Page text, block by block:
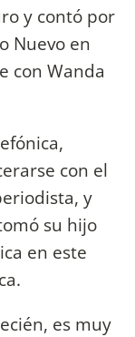
y contó por
Nuevo en
con Wanda
con el
y
su hijo
en este
es muy